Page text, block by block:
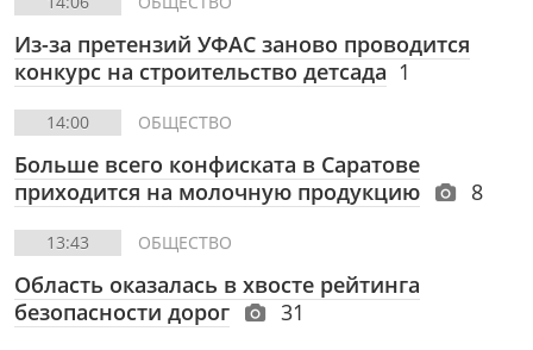
Из-за претензий УФАС заново проводится
конкурс на строительство детсада 1
14:00 ОБЩЕСТВО
Больше всего конфиската в Саратове
приходится на молочную продукцию
8
13:43 ОБЩЕСТВО
Область оказалась в хвосте рейтинга
безопасности дорог
31